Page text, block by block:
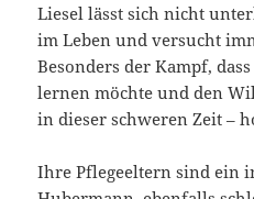
Liesel lässt sich nicht
im Leben und versucht
Besonders der Kampf,
lernen möchte und den
in dieser schweren Zeit –
Ihre Pflegeeltern sind ein